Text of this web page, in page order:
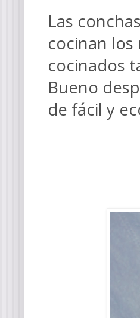
Las
cocinan
cocinados
Bueno
de fácil y